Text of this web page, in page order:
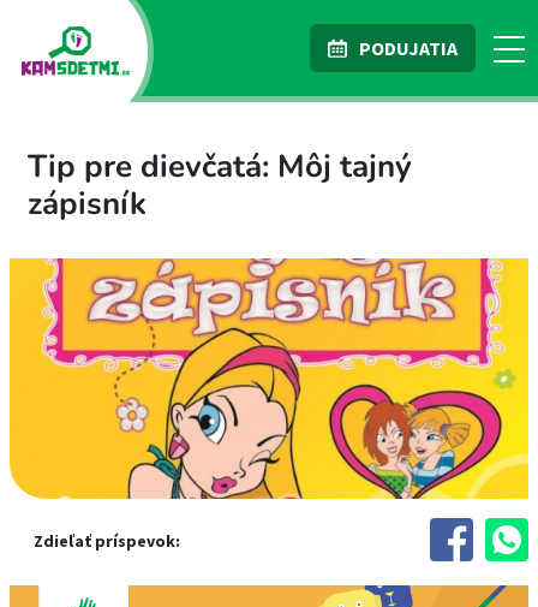
PODUJATIA
Tip pre dievčatá: Môj tajný
zápisník
Zdieľať príspevok: